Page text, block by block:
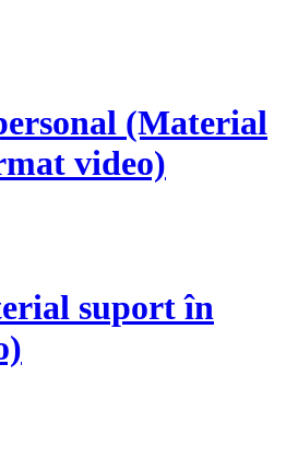
(Material
video)
suport în